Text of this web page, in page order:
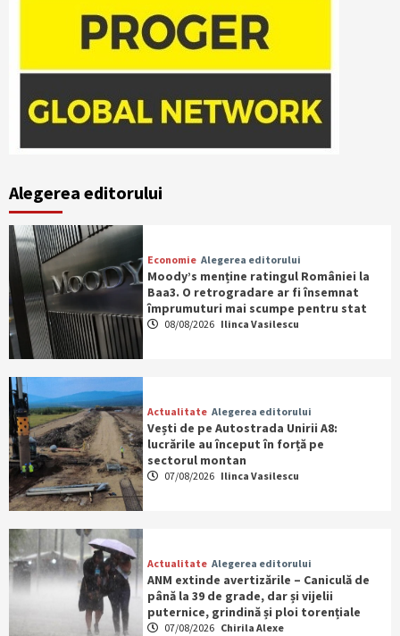
Alegerea editorului
Economie Alegerea editorului
Moody’s menține ratingul României la
Baa3. O retrogradare ar fi însemnat
împrumuturi mai scumpe pentru stat
08/08/2026 Ilinca Vasilescu
Actualitate Alegerea editorului
Vești de pe Autostrada Unirii A8:
lucrările au început în forță pe
sectorul montan
07/08/2026 Ilinca Vasilescu
Actualitate Alegerea editorului
ANM extinde avertizările – Caniculă de
până la 39 de grade, dar și vijelii
puternice, grindină și ploi torențiale
07/08/2026 Chirila Alexe